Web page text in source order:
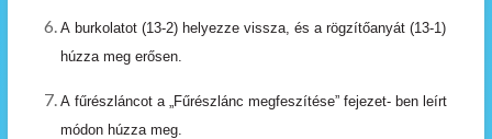
A burkolatot (13-2) helyezze vissza, és a rögzítőanyát (13-1)
húzza meg erősen.
A fűrészláncot a „Fűrészlánc megfeszítése” fejezet- ben leírt
módon húzza meg.